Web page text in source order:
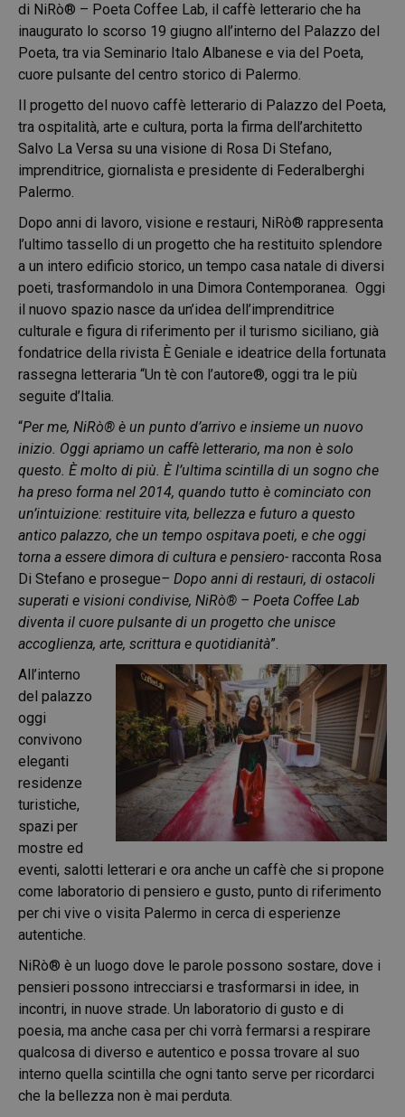
di NiRò® – Poeta Coffee Lab, il caffè letterario che ha
inaugurato lo scorso 19 giugno all’interno del Palazzo del
Poeta, tra via Seminario Italo Albanese e via del Poeta,
cuore pulsante del centro storico di Palermo.
Il progetto del nuovo caffè letterario di Palazzo del Poeta,
tra ospitalità, arte e cultura, porta la firma dell’architetto
Salvo La Versa su una visione di Rosa Di Stefano,
imprenditrice, giornalista e presidente di Federalberghi
Palermo.
Dopo anni di lavoro, visione e restauri, NiRò® rappresenta
l’ultimo tassello di un progetto che ha restituito splendore
a un intero edificio storico, un tempo casa natale di diversi
poeti, trasformandolo in una Dimora Contemporanea. Oggi
il nuovo spazio nasce da un’idea dell’imprenditrice
culturale e figura di riferimento per il turismo siciliano, già
fondatrice della rivista È Geniale e ideatrice della fortunata
rassegna letteraria “Un tè con l’autore®, oggi tra le più
seguite d’Italia.
“Per me, NiRò® è un punto d’arrivo e insieme un nuovo
inizio. Oggi apriamo un caffè letterario, ma non è solo
questo. È molto di più. È l’ultima scintilla di un sogno che
ha preso forma nel 2014, quando tutto è cominciato con
un’intuizione: restituire vita, bellezza e futuro a questo
antico palazzo, che un tempo ospitava poeti, e che oggi
torna a essere dimora di cultura e pensiero- racconta Rosa
Di Stefano e prosegue– Dopo anni di restauri, di ostacoli
superati e visioni condivise, NiRò® – Poeta Coffee Lab
diventa il cuore pulsante di un progetto che unisce
accoglienza, arte, scrittura e quotidianità”.
All’interno
del palazzo
oggi
convivono
eleganti
residenze
turistiche,
spazi per
mostre ed
eventi, salotti letterari e ora anche un caffè che si propone
come laboratorio di pensiero e gusto, punto di riferimento
per chi vive o visita Palermo in cerca di esperienze
autentiche.
NiRò® è un luogo dove le parole possono sostare, dove i
pensieri possono intrecciarsi e trasformarsi in idee, in
incontri, in nuove strade. Un laboratorio di gusto e di
poesia, ma anche casa per chi vorrà fermarsi a respirare
qualcosa di diverso e autentico e possa trovare al suo
interno quella scintilla che ogni tanto serve per ricordarci
che la bellezza non è mai perduta.